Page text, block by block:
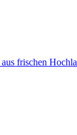
frischen